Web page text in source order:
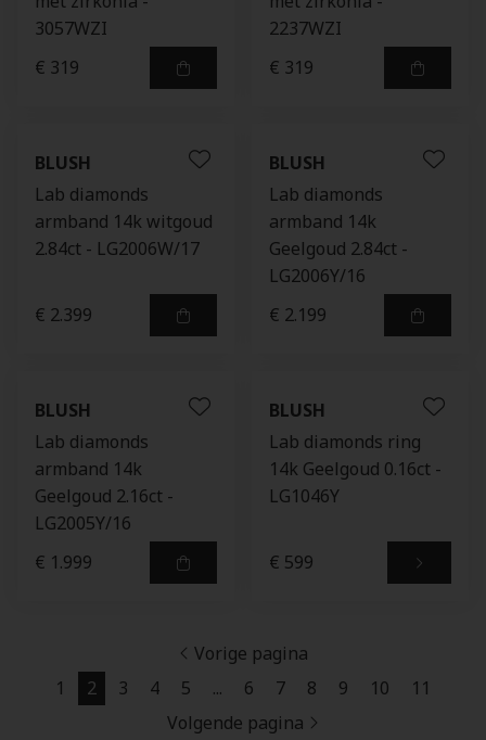
3057WZI
€ 319
2237WZI
€ 319
BLUSH
Lab diamonds
armband 14k witgoud
2.84ct - LG2006W/17
€ 2.399
BLUSH
Lab diamonds
armband 14k
Geelgoud 2.84ct -
LG2006Y/16
€ 2.199
BLUSH
Lab diamonds
armband 14k
Geelgoud 2.16ct -
LG2005Y/16
€ 1.999
BLUSH
Lab diamonds ring
14k Geelgoud 0.16ct -
LG1046Y
€ 599
Vorige pagina
1
2 3 4 5 ... 6 7 8 9 10
11
Volgende pagina